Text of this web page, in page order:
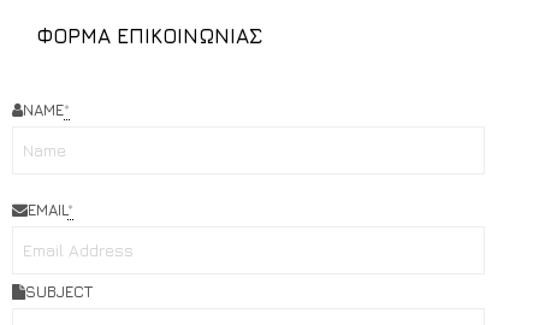
ΦΟΡΜΑ ΕΠΙΚΟΙΝΩΝΙΑΣ
NAME*
EMAIL *
SUBJECT